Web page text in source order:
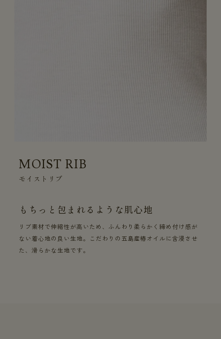
MOIST RIB
モイストリブ
もちっと包まれるような肌心地
リブ素材で伸縮性が高いため、ふんわり柔らかく締め付け感が
ない着心地の良い生地。こだわりの五島産椿オイルに含浸させ
た、滑らかな生地です。